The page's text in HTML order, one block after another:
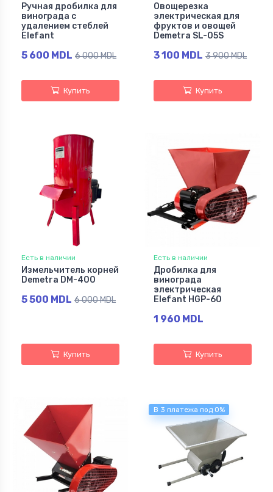
Ручная дробилка для
винограда c
удалением стеблей
Elefant
5 600 MDL 6 000 MDL
Купить
Овощерезка
электрическая для
фруктов и овощей
Demetra SL-05S
3 100 MDL 3 900 MDL
Купить
Есть в наличии
Измельчитель корней
Demetra DM-400
5 500 MDL 6 000 MDL
Купить
Есть в наличии
Дробилка для
винограда
электрическая
Elefant HGP-60
1 960 MDL
Купить
В 3 платежа под 0%